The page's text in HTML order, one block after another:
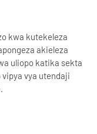
kwa kutekeleza
akieleza
uliopo katika sekta
vya utendaji